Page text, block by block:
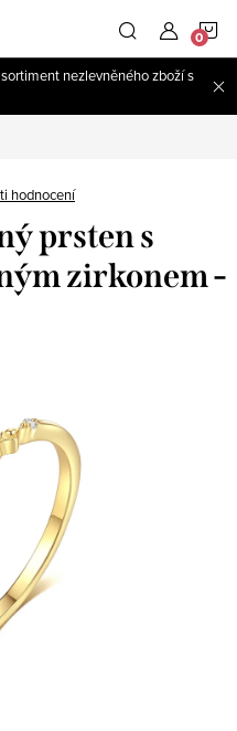
nezlevněného zboží s
hodnocení
prsten s
zirkonem -